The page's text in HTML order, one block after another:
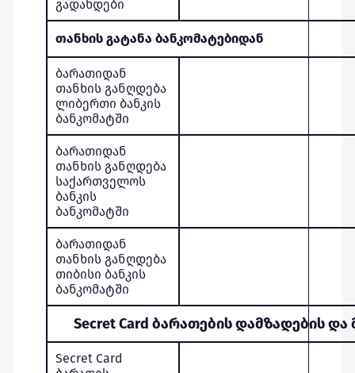
გადახდები
თანხის გატანა ბანკომატებიდან
ბარათიდან
თანხის განღდება
ლიბერთი ბანკის
ბანკომატში
ბარათიდან
თანხის განღდება
საქართველოს
ბანკის
ბანკომატში
ბარათიდან
თანხის განღდება
თიბისი ბანკის
ბანკომატში
Secret Card ბარათების დამზადების
Secret Card